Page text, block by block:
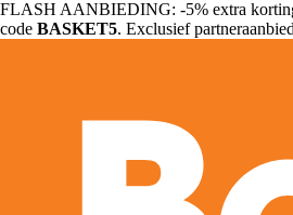
FLASH AANBIEDING: -5% extra
code BASKET5. Exclusief